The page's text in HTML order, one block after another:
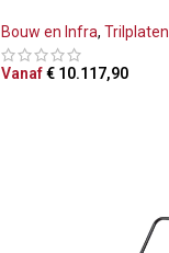
Bouw en Infra, Trilplaten
Vanaf€ 10.117,90